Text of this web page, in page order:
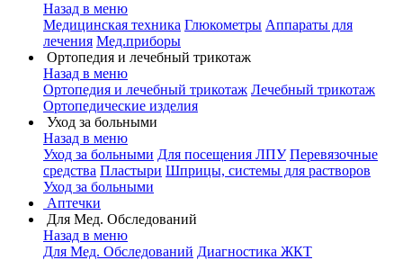
Назад в меню
Медицинская техника Глюкометры Аппараты для
лечения Мед.приборы
Ортопедия и лечебный трикотаж
Назад в меню
Ортопедия и лечебный трикотаж Лечебный трикотаж
Ортопедические изделия
Уход за больными
Назад в меню
Уход за больными Для посещения ЛПУ Перевязочные
средства Пластыри Шприцы, системы для растворов
Уход за больными
Аптечки
Для Мед. Обследований
Назад в меню
Для Мед. Обследований Диагностика ЖКТ